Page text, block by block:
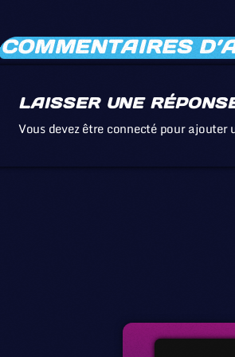
COMMENTAIRES
LAISSER UNE
Vous devez être connecté pour ajouter